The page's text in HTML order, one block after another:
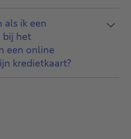
als ik een
het
een online
kredietkaart?